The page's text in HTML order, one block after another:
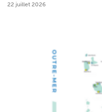
22 juillet 2026